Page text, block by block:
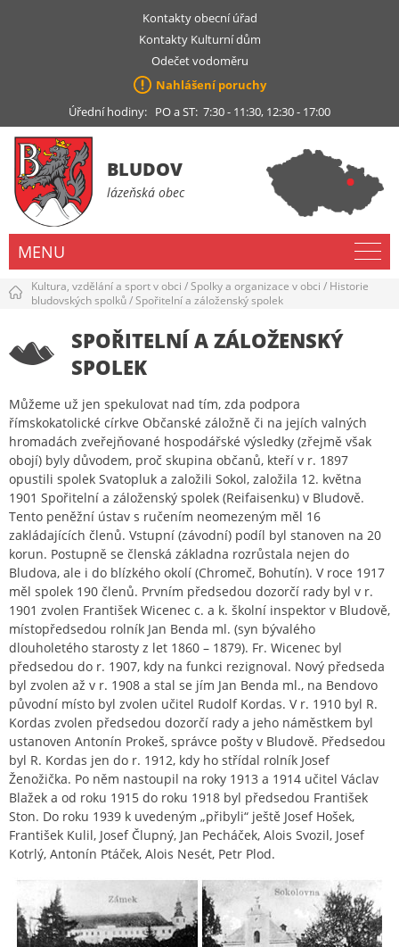
Kontakty obecní úřad
Kontakty Kulturní dům
Odečet vodoměru
Nahlášení poruchy
Úřední hodiny: PO a ST: 7:30 - 11:30, 12:30 - 17:00
BLUDOV
lázeňská obec
MENU
Kultura, vzdělání a sport v obci /Spolky a organizace v obci / Historie
bludovských spolků/Spořitelní a záloženský spolek
SPOŘITELNÍ A ZÁLOŽENSKÝ
SPOLEK
Můžeme už jen spekulovat nad tím, zda podpora
římskokatolické církve Občanské záložně či na jejích valných
hromadách zveřejňované hospodářské výsledky (zřejmě však
obojí) byly důvodem, proč skupina občanů, kteří v r. 1897
opustili spolek Svatopluk a založili Sokol, založila 12. května
1901 Spořitelní a záloženský spolek (Reifaisenku) v Bludově.
Tento peněžní ústav s ručením neomezeným měl 16
zakládajících členů. Vstupní (závodní) podíl byl stanoven na 20
korun. Postupně se členská základna rozrůstala nejen do
Bludova, ale i do blízkého okolí (Chromeč, Bohutín). V roce 1917
měl spolek 190 členů. Prvním předsedou dozorčí rady byl v r.
1901 zvolen František Wicenec c. a k. školní inspektor v Bludově,
místopředsedou rolník Jan Benda ml. (syn bývalého
dlouholetého starosty z let 1860 – 1879). Fr. Wicenec byl
předsedou do r. 1907, kdy na funkci rezignoval. Nový předseda
byl zvolen až v r. 1908 a stal se jím Jan Benda ml., na Bendovo
původní místo byl zvolen učitel Rudolf Kordas. V r. 1910 byl R.
Kordas zvolen předsedou dozorčí rady a jeho náměstkem byl
ustanoven Antonín Prokeš, správce pošty v Bludově. Předsedou
byl R. Kordas jen do r. 1912, kdy ho střídal rolník Josef
Ženožička. Po něm nastoupil na roky 1913 a 1914 učitel Václav
Blažek a od roku 1915 do roku 1918 byl předsedou František
Ston. Do roku 1939 k uvedeným „přibyli“ ještě Josef Hošek,
František Kulil, Josef Člupný, Jan Pecháček, Alois Svozil, Josef
Kotrlý, Antonín Ptáček, Alois Nesét, Petr Plod.